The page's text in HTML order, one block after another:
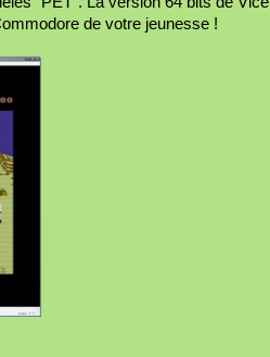
de votre jeunesse !